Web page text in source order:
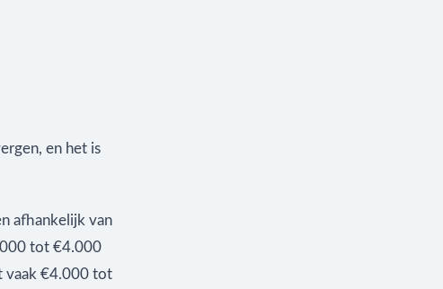
en het is
afhankelijk van
tot €4.000
vaak €4.000 tot